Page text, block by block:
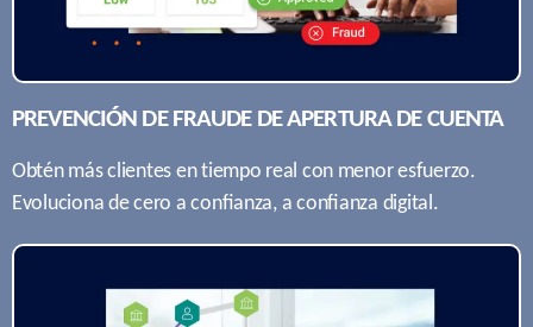
PREVENCIÓN DE FRAUDE DE APERTURA DE CUENTA
Obtén más clientes en tiempo real con menor esfuerzo.
Evoluciona de cero a conﬁanza, a conﬁanza digital.